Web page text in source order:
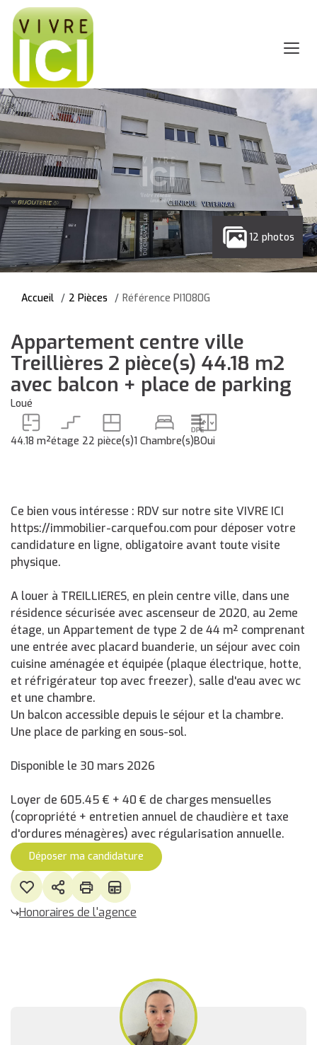
12 photos
Accueil 2 Pièces Référence PI1080G
Appartement centre ville
Treillières 2 pièce(s) 44.18 m2
avec balcon + place de parking
Loué
44.18 m²étage 22 pièce(s)1 Chambre(s)BOui
Ce bien vous intéresse : RDV sur notre site VIVRE ICI
https://immobilier-carquefou.com pour déposer votre
candidature en ligne, obligatoire avant toute visite
physique.
A louer à TREILLIERES, en plein centre ville, dans une
résidence sécurisée avec ascenseur de 2020, au 2eme
étage, un Appartement de type 2 de 44 m² comprenant
une entrée avec placard buanderie, un séjour avec coin
cuisine aménagée et équipée (plaque électrique, hotte,
et réfrigérateur top avec freezer), salle d'eau avec wc
et une chambre.
Un balcon accessible depuis le séjour et la chambre.
Une place de parking en sous-sol.
Disponible le 30 mars 2026
Loyer de 605.45 € + 40 € de charges mensuelles
(copropriété + entretien annuel de chaudière et taxe
d'ordures ménagères) avec régularisation annuelle.
Déposer ma candidature
Honoraires de l'agence